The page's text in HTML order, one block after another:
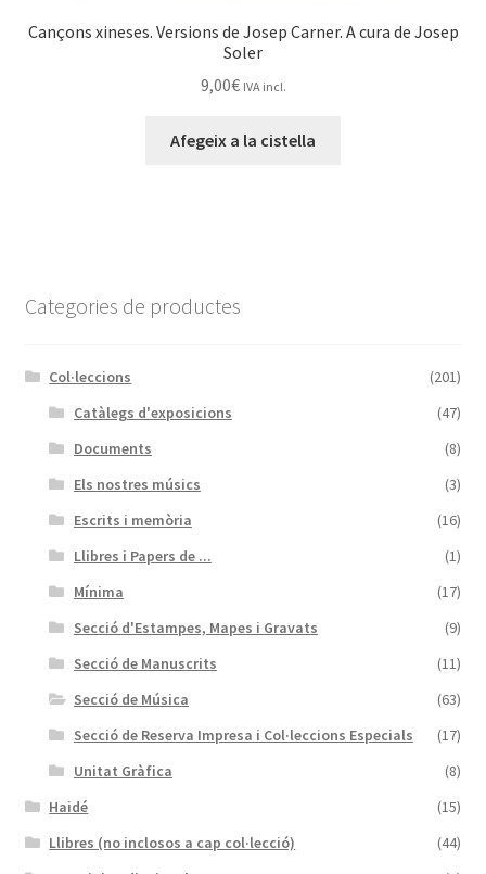
Cançons xineses. Versions de Josep Carner. A cura de Josep
Soler
9,00€ IVA incl.
Afegeix a la cistella
Categories de productes
Col·leccions
(201)
Catàlegs d'exposicions
(47)
Documents
(8)
Els nostres músics
(3)
Escrits i memòria
(16)
Llibres i Papers de ...
(1)
Mínima
(17)
Secció d'Estampes, Mapes i Gravats
(9)
Secció de Manuscrits
(11)
Secció de Música
(63)
Secció de Reserva Impresa i Col·leccions Especials
(17)
Unitat Gràfica
(8)
Haidé
(15)
Llibres (no inclosos a cap col·lecció)
(44)